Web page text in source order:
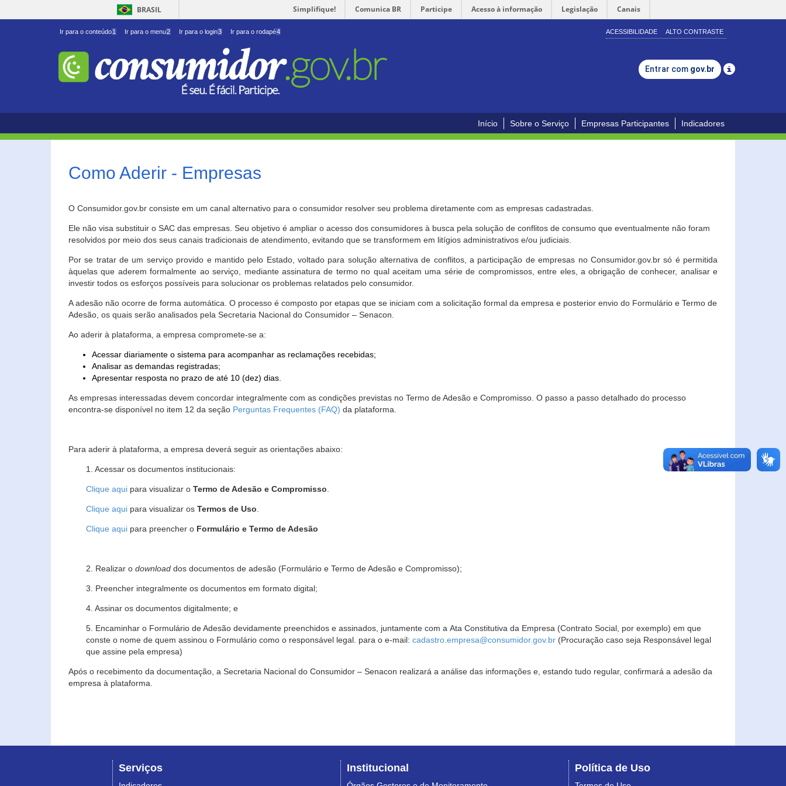
BRASIL Simplifique! Comunica BR Participe Acesso à informação Legislação Canais
Ir para o conteúdo1 Ir para o menu2 Ir para o login3 Ir para o rodapé4 ACESSIBILIDADE ALTO CONTRASTE
Entrar com gov.br
Início Sobre o Serviço Empresas Participantes Indicadores
Como Aderir - Empresas
O Consumidor.gov.br consiste em um canal alternativo para o consumidor resolver seu problema diretamente com as empresas cadastradas.
Ele não visa substituir o SAC das empresas. Seu objetivo é ampliar o acesso dos consumidores à busca pela solução de conflitos de consumo que eventualmente não foram
resolvidos por meio dos seus canais tradicionais de atendimento, evitando que se transformem em litígios administrativos e/ou judiciais.
Por se tratar de um serviço provido e mantido pelo Estado, voltado para solução alternativa de conflitos, a participação de empresas no Consumidor.gov.br só é permitida
àquelas que aderem formalmente ao serviço, mediante assinatura de termo no qual aceitam uma série de compromissos, entre eles, a obrigação de conhecer, analisar e
investir todos os esforços possíveis para solucionar os problemas relatados pelo consumidor.
A adesão não ocorre de forma automática. O processo é composto por etapas que se iniciam com a solicitação formal da empresa e posterior envio do Formulário e Termo de
Adesão, os quais serão analisados pela Secretaria Nacional do Consumidor – Senacon.
Ao aderir à plataforma, a empresa compromete-se a:
Acessar diariamente o sistema para acompanhar as reclamações recebidas;
Analisar as demandas registradas;
Apresentar resposta no prazo de até 10 (dez) dias.
As empresas interessadas devem concordar integralmente com as condições previstas no Termo de Adesão e Compromisso. O passo a passo detalhado do processo
encontra-se disponível no item 12 da seção Perguntas Frequentes (FAQ) da plataforma.
Para aderir à plataforma, a empresa deverá seguir as orientações abaixo:
1. Acessar os documentos institucionais:
Clique aqui para visualizar o Termo de Adesão e Compromisso
Clique aqui para visualizar os Termos de Uso
Clique aqui para preencher o Formulário e Termo de Adesão
2. Realizar o download dos documentos de adesão (Formulário e Termo de Adesão e Compromisso);
3. Preencher integralmente os documentos em formato digital;
4. Assinar os documentos digitalmente; e
5. Encaminhar o Formulário de Adesão devidamente preenchidos e assinados, juntamente com a Ata Constitutiva da Empresa (Contrato Social, por exemplo) em que
conste o nome de quem assinou o Formulário como o responsável legal. para o e-mail: cadastro.empresa@consumidor.gov.br (Procuração caso seja Responsável legal
que assine pela empresa)
Após o recebimento da documentação, a Secretaria Nacional do Consumidor – Senacon realizará a análise das informações e, estando tudo regular, confirmará a adesão da
empresa à plataforma.
Serviços Institucional Política de Uso